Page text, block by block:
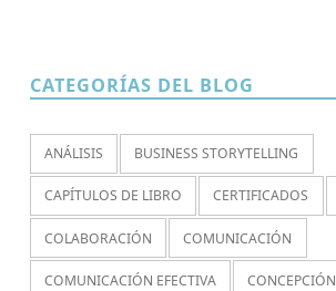
CATEGORÍAS DEL BLOG
ANÁLISIS BUSINESS STORYTELLING
CAPÍTULOS DE LIBRO CERTIFICADOS
COLABORACIÓN COMUNICACIÓN
COMUNICACIÓN EFECTIVA CONCEPCIÓN